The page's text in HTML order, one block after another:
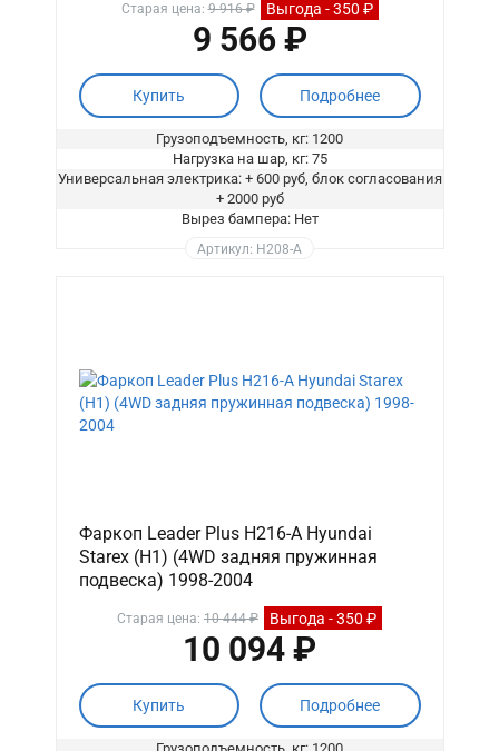
Старая цена:9 916 ₽ Выгода - 350 ₽
9 566 ₽
Купить Подробнее
Грузоподъемность, кг: 1200
Нагрузка на шар, кг: 75
Универсальная электрика: + 600 руб, блок согласования
+ 2000 руб
Вырез бампера: Нет
Артикул: H208-A
Фаркоп Leader Plus H216-A Hyundai
Starex (H1) (4WD задняя пружинная
подвеска) 1998-2004
Старая цена: 10 444 ₽ Выгода - 350 ₽
10 094 ₽
Купить Подробнее